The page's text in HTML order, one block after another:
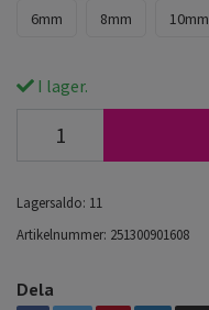
6mm 8mm 10mm
I lager.
Lagersaldo: 11
Artikelnummer: 251300901608
Dela